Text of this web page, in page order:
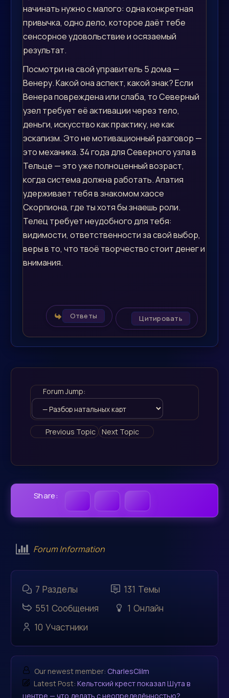
начинать нужно с малого: одна конкретная
привычка, одно дело, которое даёт тебе
сенсорное удовольствие и осязаемый
результат.
Посмотри на свой управитель 5 дома —
Венеру. Какой она аспект, какой знак? Если
Венера повреждена или слаба, то Северный
узел требует её активации через тело,
деньги, искусство как практику, не как
эскапизм. Это не мотивационный разговор —
это механика. 34 года для Северного узла в
Тельце — это уже полноценный возраст,
когда система должна работать. Апатия
удерживает тебя в знакомом хаосе
Скорпиона, где ты хотя бы знаешь роли.
Телец требует неудобного для тебя:
видимости, ответственности за свой выбор,
веры в то, что твоё творчество стоит денег и
внимания.
Ответы Цитировать
Forum Jump:
Previous Topic Next Topic
Share:
Forum Information
7 Разделы 131 Темы
551 Сообщения 1 Онлайн
10 Участники
Our newest member: CharlesClilm
Latest Post: Кельтский крест показал Шута в
центре — что делать с неопределённостью?